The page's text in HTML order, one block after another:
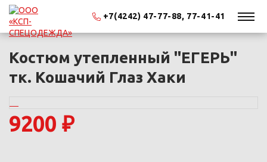
+7(4242) 47-77-88, 77-41-41
Костюм утепленный "ЕГЕРЬ"
тк. Кошачий Глаз Хаки
9200 ₽